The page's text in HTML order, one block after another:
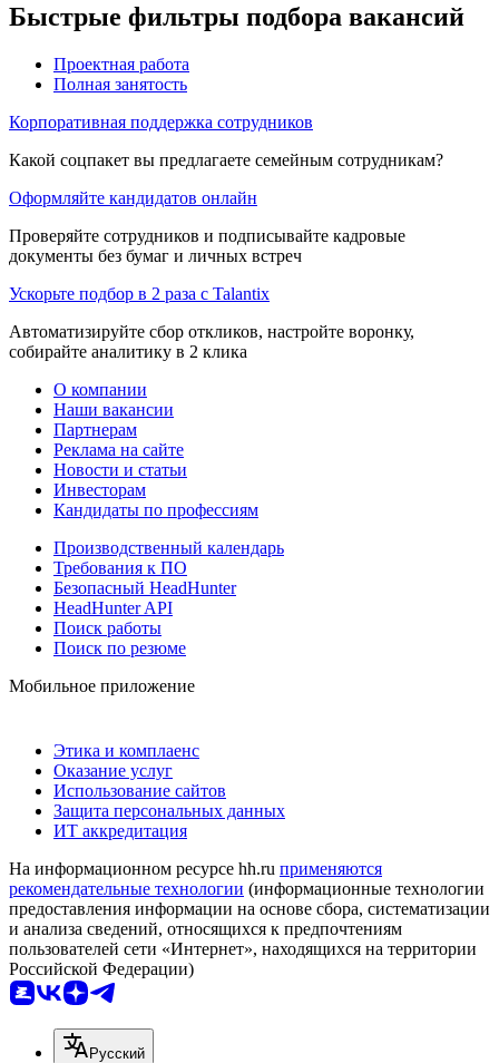
Быстрые фильтры подбора вакансий
Проектная работа
Полная занятость
Корпоративная поддержка сотрудников
Какой соцпакет вы предлагаете семейным сотрудникам?
Оформляйте кандидатов онлайн
Проверяйте сотрудников и подписывайте кадровые
документы без бумаг и личных встреч
Ускорьте подбор в 2 раза с Talantix
Автоматизируйте сбор откликов, настройте воронку,
собирайте аналитику в 2 клика
О компании
Наши вакансии
Партнерам
Реклама на сайте
Новости и статьи
Инвесторам
Кандидаты по профессиям
Производственный календарь
Требования к ПО
Безопасный HeadHunter
HeadHunter API
Поиск работы
Поиск по резюме
Мобильное приложение
Этика и комплаенс
Оказание услуг
Использование сайтов
Защита персональных данных
ИТ аккредитация
На информационном ресурсе hh.ru применяются
рекомендательные технологии (информационные технологии
предоставления информации на основе сбора, систематизации
и анализа сведений, относящихся к предпочтениям
пользователей сети «Интернет», находящихся на территории
Российской Федерации)
Русский